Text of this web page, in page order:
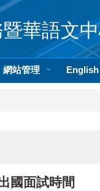
華語文
網站管理 English
國面試時間